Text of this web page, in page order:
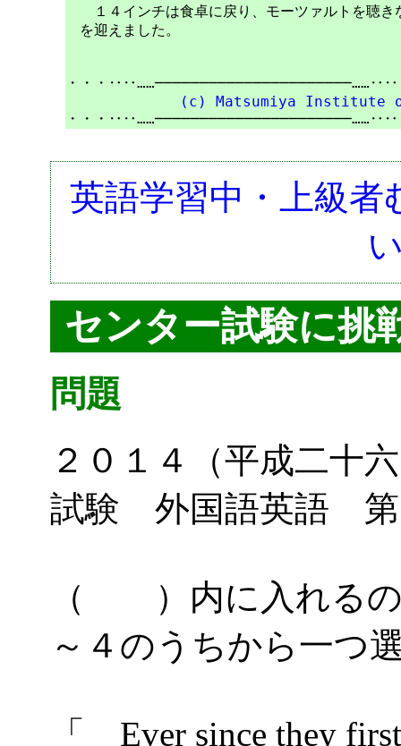
１４インチは食卓に戻り、モーツァルトを聴き
を迎えました。
・・・‥‥……──────────────────────……‥‥
(c) Matsumiya Institute
英語学習中・上級者
センター試験に挑
問題
２０１４（平成二十
試験 外国語英語 第
（ ）内に入れるの
～４のうちから一つ
Ever since they